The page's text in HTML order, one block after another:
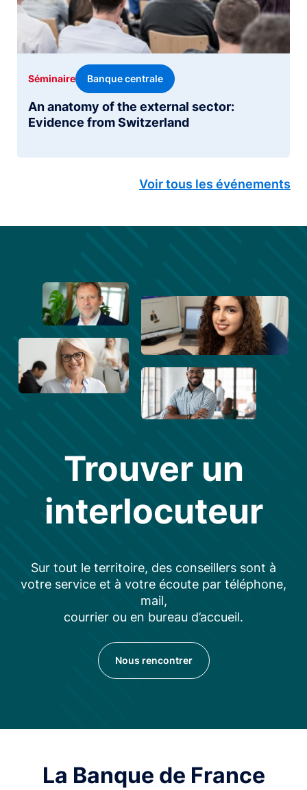
An anatomy of the external sector:
Evidence from Switzerland
Séminaire Banque centrale
Voir tous les événements
Trouver un
interlocuteur
Sur tout le territoire, des conseillers sont à
votre service et à votre écoute par téléphone,
mail,
courrier ou en bureau d’accueil.
Nous rencontrer
La Banque de France